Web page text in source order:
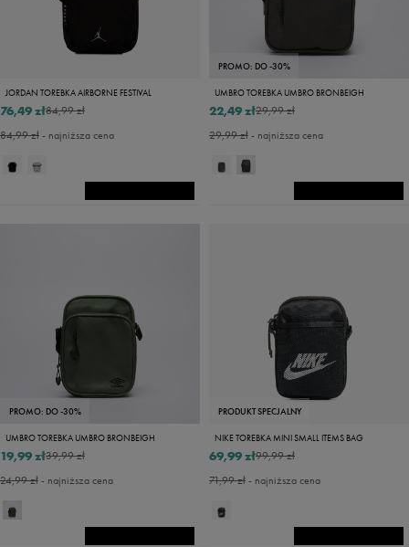
JORDAN TOREBKA AIRBORNE FESTIVAL
84,99 zł
76,49 zł
84,99 zł- najniższa cena
PROMO: DO -30%
UMBRO TOREBKA UMBRO BRONBEIGH
29,99 zł
22,49 zł
29,99 zł- najniższa cena
PROMO: DO -30%
UMBRO TOREBKA UMBRO BRONBEIGH
39,99 zł
19,99 zł
24,99 zł- najniższa cena
PRODUKT SPECJALNY
NIKE TOREBKA MINI SMALL ITEMS BAG
99,99 zł
69,99 zł
71,99 zł- najniższa cena